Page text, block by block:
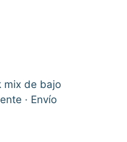
mix de bajo
· Envío